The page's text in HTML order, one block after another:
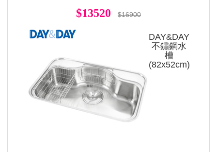
$13520 $16900
DAY&DAY
不鏽鋼水
槽
(82x52cm)